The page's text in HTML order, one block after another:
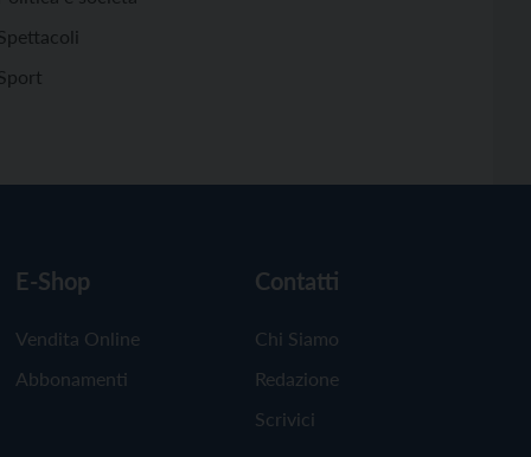
E-Shop
Vendita Online
Abbonamenti
Contatti
Chi Siamo
Redazione
Scrivici